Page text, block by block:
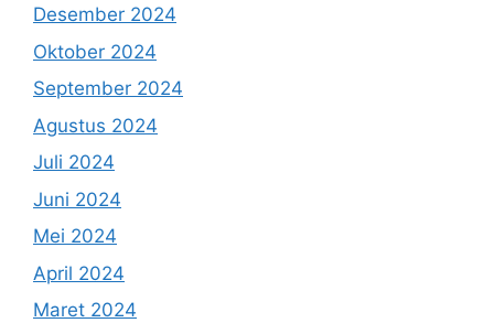
Desember 2024
Oktober 2024
September 2024
Agustus 2024
Juli 2024
Juni 2024
Mei 2024
April 2024
Maret 2024